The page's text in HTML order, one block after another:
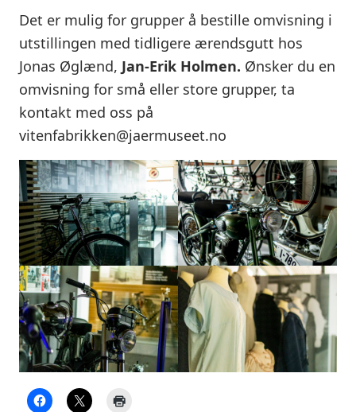
Det er mulig for grupper å bestille omvisning i
utstillingen med tidligere ærendsgutt hos
Jonas Øglænd, Jan-Erik Holmen. Ønsker du en
omvisning for små eller store grupper, ta
kontakt med oss på
vitenfabrikken@jaermuseet.no